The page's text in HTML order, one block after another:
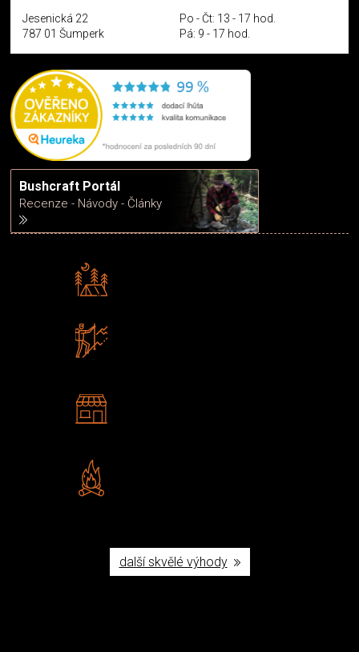
Jesenická 22
787 01 Šumperk
Po - Čt: 13 - 17 hod.
Pá: 9 - 17 hod.
Bushcraft Portál
Recenze - Návody - Články
další skvělé výhody